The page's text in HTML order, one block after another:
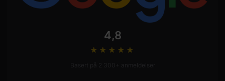
4,8
★★★★ ★